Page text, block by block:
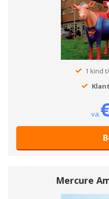
1 kind
va.
Mercure